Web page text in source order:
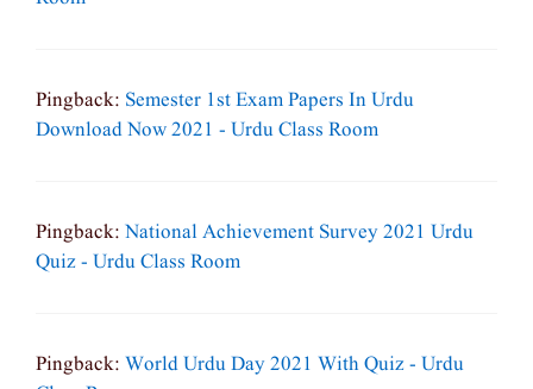
Pingback: Semester 1st Exam Papers In Urdu
Download Now 2021 - Urdu Class Room
Pingback: National Achievement Survey 2021 Urdu
Quiz - Urdu Class Room
Pingback: World Urdu Day 2021 With Quiz - Urdu